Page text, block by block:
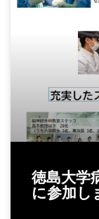
徳島大学
に参加し